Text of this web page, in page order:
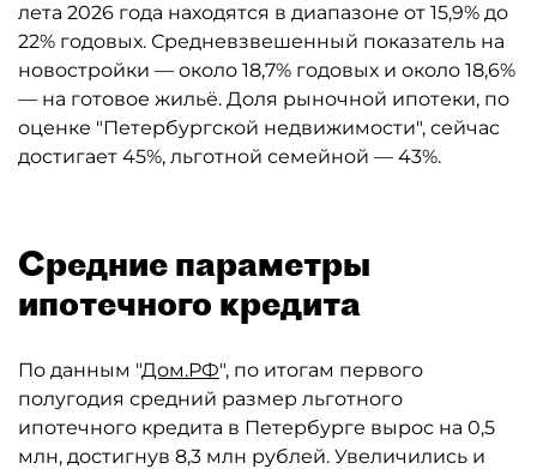
лета 2026 года находятся в диапазоне от 15,9% до
22% годовых. Средневзвешенный показатель на
новостройки — около 18,7% годовых и около 18,6%
— на готовое жильё. Доля рыночной ипотеки, по
оценке "Петербургской недвижимости", сейчас
достигает 45%, льготной семейной — 43%.
Средние параметры
ипотечного кредита
По данным "Дом.РФ", по итогам первого
полугодия средний размер льготного
ипотечного кредита в Петербурге вырос на 0,5
млн, достигнув 8,3 млн рублей. Увеличились и